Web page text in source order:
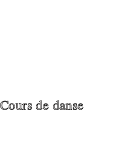
Cours de danse